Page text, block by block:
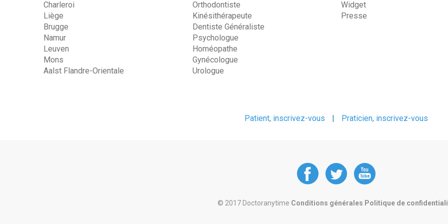
Charleroi
Liège
Brugge
Namur
Leuven
Mons
Aalst Flandre-Orientale
Orthodontiste
Kinésithérapeute
Dentiste Généraliste
Psychologue
Homéopathe
Gynécologue
Urologue
Widget
Presse
Patient, inscrivez-vous Praticien, inscrivez-vous
DoctorAnyTime
at at at
© 2017 Doctoranytime Conditions générales Politique de